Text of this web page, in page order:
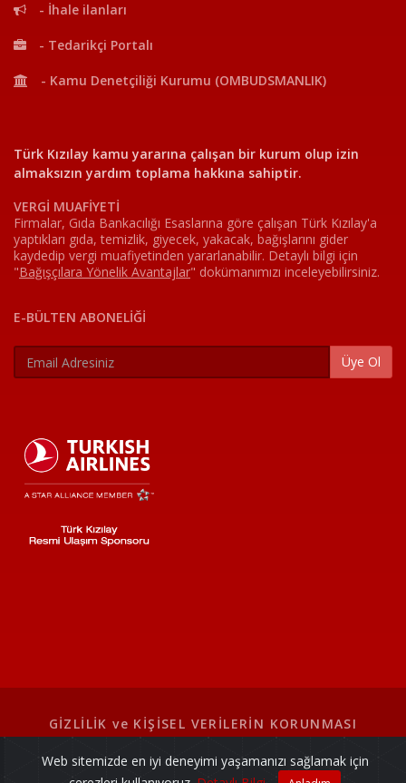
Web sitemizde en iyi deneyimi yaşamanızı sağlamak için
- İhale ilanları
- Tedarikçi Portalı
- Kamu Denetçiliği Kurumu (OMBUDSMANLIK)
Türk Kızılay kamu yararına çalışan bir kurum olup izin
almaksızın yardım toplama hakkına sahiptir.
VERGİ MUAFİYETİ
Firmalar, Gıda Bankacılığı Esaslarına göre çalışan Türk Kızılay'a
yaptıkları gıda, temizlik, giyecek, yakacak, bağışlarını gider
kaydedip vergi muafiyetinden yararlanabilir. Detaylı bilgi için
"Bağışçılara Yönelik Avantajlar" dokümanımızı inceleyebilirsiniz.
E-BÜLTEN ABONELİĞİ
Üye Ol
GİZLİLİK ve KİŞİSEL VERİLERİN KORUNMASI